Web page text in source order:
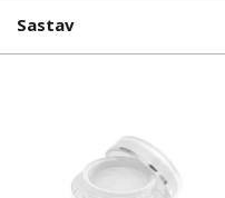
Sastav